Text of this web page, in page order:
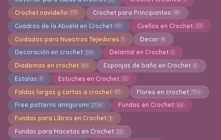
Crochet navideño 113 Crochet para Principantes 41
Cuadros de la Abuela en Crochet 49 Cuellos en Crochet 20
Cuidados para Nuestros Tejedores 1 Decor 4
Decoración en crochet 343 Delantal en Crochet 1
Diademas en crochet 49 Esponjas de baño en Crochet 5
Estolas 3 Estuches en Crochet 32
Faldas largas y cortas a crochet 47 Flores en crochet 156
Free patterns amigurumi 2194 Fundas en Crochet 64
Fundas para Libros en Crochet 3
Fundas para Macetas en Crochet 25